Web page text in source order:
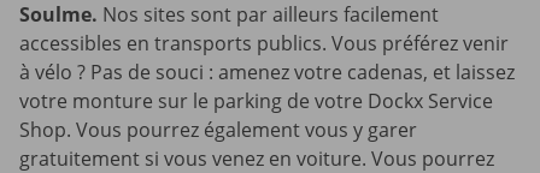
Soulme. Nos sites sont par ailleurs facilement
accessibles en transports publics. Vous préférez venir
à vélo ? Pas de souci : amenez votre cadenas, et laissez
votre monture sur le parking de votre Dockx Service
Shop. Vous pourrez également vous y garer
gratuitement si vous venez en voiture. Vous pourrez